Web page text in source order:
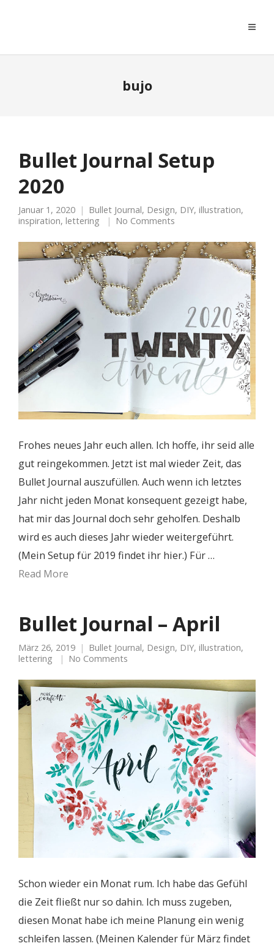
bujo
Bullet Journal Setup
2020
Januar 1, 2020 Bullet Journal, Design, DIY, illustration,
inspiration, lettering No Comments
Frohes neues Jahr euch allen. Ich hoffe, ihr seid alle
gut reingekommen. Jetzt ist mal wieder Zeit, das
Bullet Journal auszufüllen. Auch wenn ich letztes
Jahr nicht jeden Monat konsequent gezeigt habe,
hat mir das Journal doch sehr geholfen. Deshalb
wird es auch dieses Jahr wieder weitergeführt.
(Mein Setup für 2019 findet ihr hier.) Für …
Read More
Bullet Journal – April
März 26, 2019 Bullet Journal, Design, DIY, illustration,
lettering
No Comments
Schon wieder ein Monat rum. Ich habe das Gefühl
die Zeit fließt nur so dahin. Ich muss zugeben,
diesen Monat habe ich meine Planung ein wenig
schleifen lassen. (Meinen Kalender für März findet